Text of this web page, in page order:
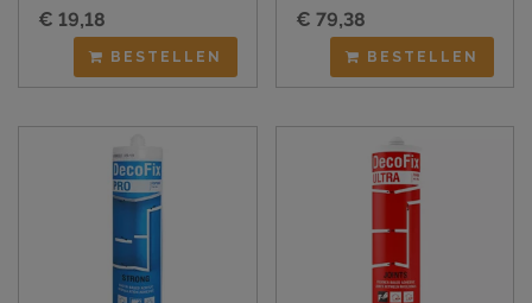
€ 19,18
BESTELLEN
€ 79,38
BESTELLEN